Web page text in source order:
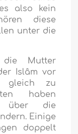
also kein
diese
unter die
Mutter
Islâm vor
gleich zu
haben
über die
Einige
doppelt